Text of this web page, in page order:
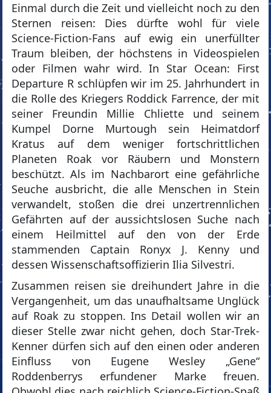
Einmal durch die Zeit und vielleicht noch zu den
Sternen reisen: Dies dürfte wohl für viele
Science-Fiction-Fans auf ewig ein unerfüllter
Traum bleiben, der höchstens in Videospielen
oder Filmen wahr wird. In Star Ocean: First
Departure R schlüpfen wir im 25. Jahrhundert in
die Rolle des Kriegers Roddick Farrence, der mit
seiner Freundin Millie Chliette und seinem
Kumpel Dorne Murtough sein Heimatdorf
Kratus auf dem weniger fortschrittlichen
Planeten Roak vor Räubern und Monstern
beschützt. Als im Nachbarort eine gefährliche
Seuche ausbricht, die alle Menschen in Stein
verwandelt, stoßen die drei unzertrennlichen
Gefährten auf der aussichtslosen Suche nach
einem Heilmittel auf den von der Erde
stammenden Captain Ronyx J. Kenny und
dessen Wissenschaftsoffizierin Ilia Silvestri.
Zusammen reisen sie dreihundert Jahre in die
Vergangenheit, um das unaufhaltsame Unglück
auf Roak zu stoppen. Ins Detail wollen wir an
dieser Stelle zwar nicht gehen, doch Star-Trek-
Kenner dürfen sich auf den einen oder anderen
Einfluss von Eugene Wesley „Gene“
Roddenberrys erfundener Marke freuen.